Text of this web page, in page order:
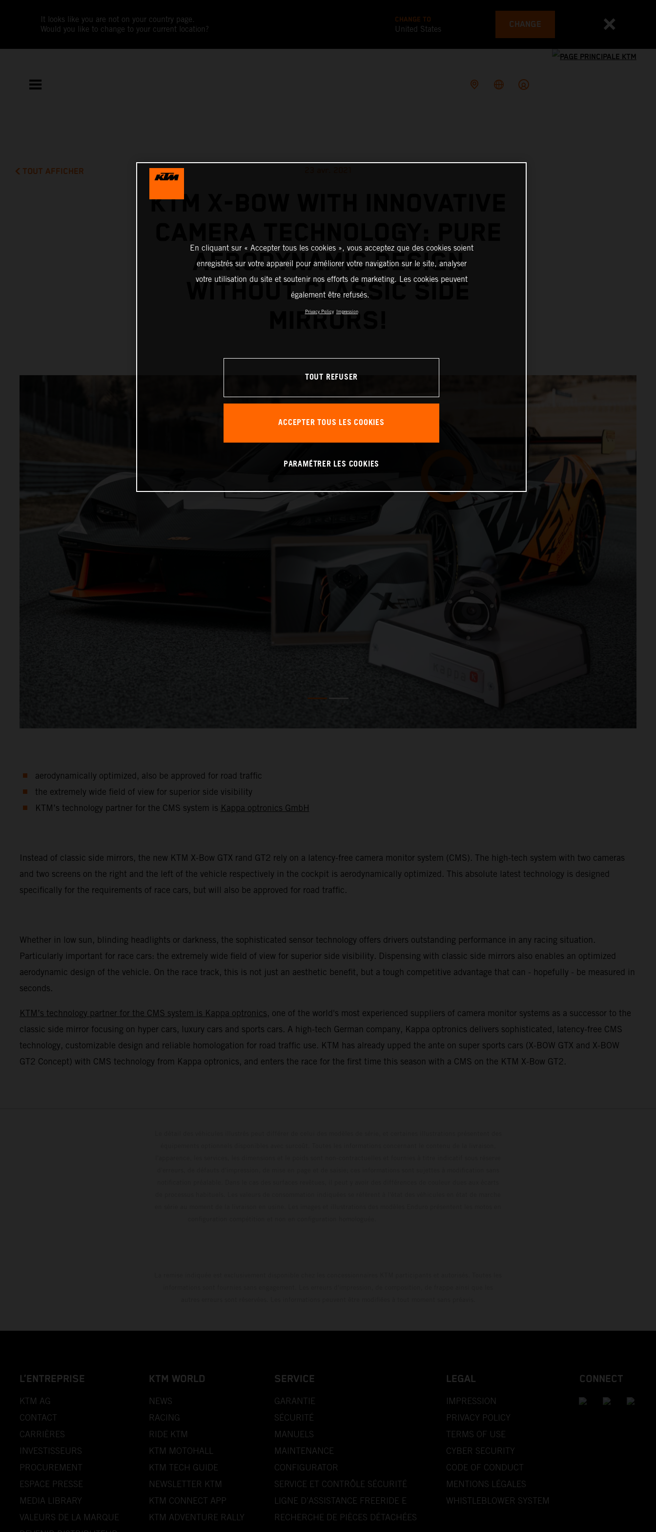
It looks like you are not on your country page.
Would you like to change to your current location?
CHANGE TO
United States CHANGE
TOUT AFFICHER
KTM X-BOW WITH INNOVATIVE
AERODYNAMIC DESIGN
WITHOUT CLASSIC SIDE
MIRRORS!
aerodynamically optimized, also be approved for road traffic
the extremely wide field of view for superior side visibility
KTM’s technology partner for the CMS system is Kappa optronics GmbH
Instead of classic side mirrors, the new KTM X-Bow GTX rand GT2 rely on a latency-free camera monitor system (CMS). The high-tech system with two cameras
and two screens on the right and the left of the vehicle respectively in the cockpit is aerodynamically optimized. This absolute latest technology is designed
specifically for the requirements of race cars, but will also be approved for road traffic.
Whether in low sun, blinding headlights or darkness, the sophisticated sensor technology offers drivers outstanding performance in any racing situation.
Particularly important for race cars: the extremely wide field of view for superior side visibility. Dispensing with classic side mirrors also enables an optimized
aerodynamic design of the vehicle. On the race track, this is not just an aesthetic benefit, but a tough competitive advantage that can - hopefully - be measured in
seconds.
KTM’s technology partner for the CMS system is Kappa optronics, one of the world's most experienced suppliers of camera monitor systems as a successor to the
classic side mirror focusing on hyper cars, luxury cars and sports cars. A high-tech German company, Kappa optronics delivers sophisticated, latency-free CMS
technology, customizable design and reliable homologation for road traffic use. KTM has already upped the ante on super sports cars (X-BOW GTX and X-BOW
GT2 Concept) with CMS technology from Kappa optronics, and enters the race for the first time this season with a CMS on the KTM X-Bow GT2.
L’ENTREPRISE
KTM AG
CONTACT
CARRIÈRES
INVESTISSEURS
PROCUREMENT
ESPACE PRESSE
MEDIA LIBRARY
VALEURS DE LA MARQUE
KTM WORLD
NEWS
RACING
RIDE KTM
KTM MOTOHALL
KTM TECH GUIDE
NEWSLETTER KTM
KTM CONNECT APP
KTM ADVENTURE RALLY
SERVICE
GARANTIE
SÉCURITÉ
MANUELS
MAINTENANCE
CONFIGURATOR
SERVICE ET CONTRÔLE SÉCURITÉ
LIGNE D’ASSISTANCE FREERIDE E
RECHERCHE DE PIÈCES DÉTACHÉES
LEGAL
IMPRESSION
PRIVACY POLICY
TERMS OF USE
CYBER SECURITY
CODE OF CONDUCT
MENTIONS LÉGALES
WHISTLEBLOWER SYSTEM
CONNECT
En cliquant sur « Accepter tous les cookies », vous acceptez que des cookies soient
enregistrés sur votre appareil pour améliorer votre navigation sur le site, analyser
votre utilisation du site et soutenir nos efforts de marketing. Les cookies peuvent
également être refusés.
Privacy Policy Impression
TOUT REFUSER
ACCEPTER TOUS LES COOKIES
PARAMÉTRER LES COOKIES